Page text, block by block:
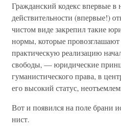
Гражданский кодекс впервые в
действительности (впервые!)
чистом виде закрепил такие
нормы, ко­торые
практическую реа­лизацию
свободы, — юридические
гуманистического права, в
его высокий статус,
Вот и появился на поле брани
нист.